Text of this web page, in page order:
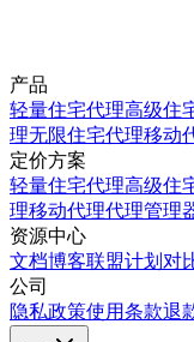
产品
轻量住宅代理高级住
理无限住宅代理移动
定价方案
轻量住宅代理高级住
理移动代理代理管理
资源中心
文档博客联盟计划 对
公司
隐私政策使用条款退